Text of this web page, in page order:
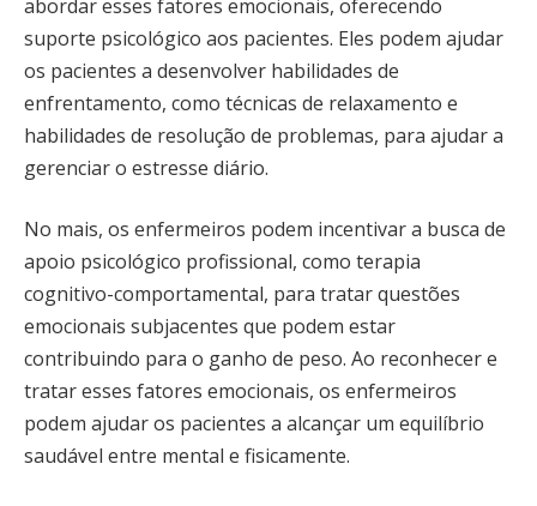
abordar esses fatores emocionais, oferecendo
suporte psicológico aos pacientes. Eles podem ajudar
os pacientes a desenvolver habilidades de
enfrentamento, como técnicas de relaxamento e
habilidades de resolução de problemas, para ajudar a
gerenciar o estresse diário.
No mais, os enfermeiros podem incentivar a busca de
apoio psicológico profissional, como terapia
cognitivo-comportamental, para tratar questões
emocionais subjacentes que podem estar
contribuindo para o ganho de peso. Ao reconhecer e
tratar esses fatores emocionais, os enfermeiros
podem ajudar os pacientes a alcançar um equilíbrio
saudável entre mental e fisicamente.